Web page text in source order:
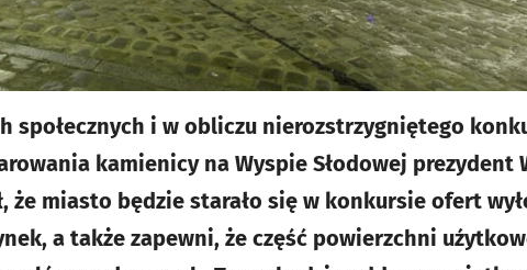
społecznych i w obliczu nierozstrzygniętego
kamienicy na Wyspie Słodowej prezydent
że miasto będzie starało się w konkursie ofert
a także zapewni, że część powierzchni